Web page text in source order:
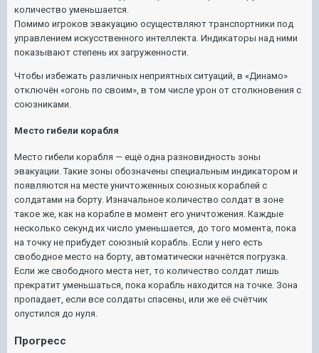
количество уменьшается.
Помимо игроков эвакуацию осуществляют транспортники под
управлением искусственного интеллекта. Индикаторы над ними
показывают степень их загруженности.
Чтобы избежать различных неприятных ситуаций, в «Динамо»
отключён «огонь по своим», в том числе урон от столкновения с
союзниками.
Место гибели корабля
Место гибели корабля — ещё одна разновидность зоны
эвакуации. Такие зоны обозначены специальным индикатором и
появляются на месте уничтоженных союзных кораблей с
солдатами на борту. Изначальное количество солдат в зоне
такое же, как на корабле в момент его уничтожения. Каждые
несколько секунд их число уменьшается, до того момента, пока
на точку не прибудет союзный корабль. Если у него есть
свободное место на борту, автоматически начнётся погрузка.
Если же свободного места нет, то количество солдат лишь
прекратит уменьшаться, пока корабль находится на точке. Зона
пропадает, если все солдаты спасены, или же её счётчик
опустился до нуля.
Прогресс